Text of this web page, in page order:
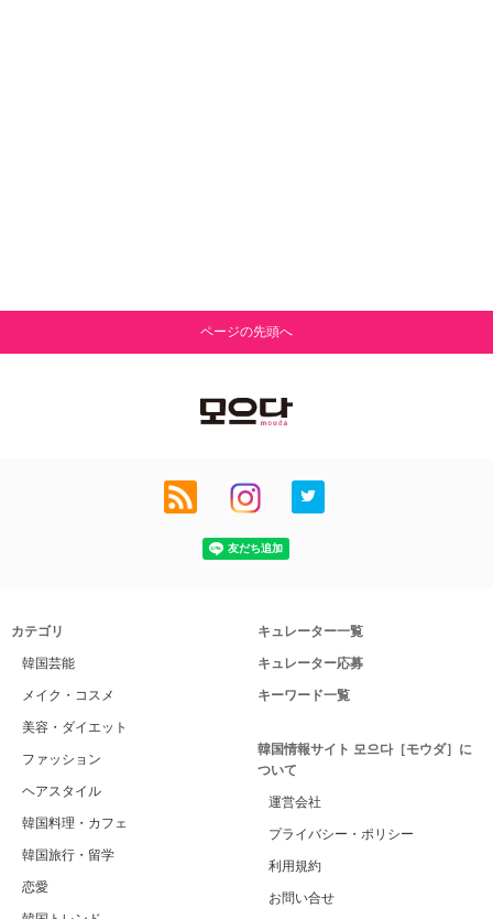
ページの先頭へ
カテゴリ
韓国芸能
メイク・コスメ
美容・ダイエット
ファッション
ヘアスタイル
韓国料理・カフェ
韓国旅行・留学
恋愛
キュレーター一覧
キュレーター応募
キーワード一覧
韓国情報サイト 모으다［モウダ］に
ついて
運営会社
プライバシー・ポリシー
利用規約
お問い合せ